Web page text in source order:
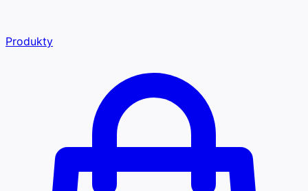
Produkty